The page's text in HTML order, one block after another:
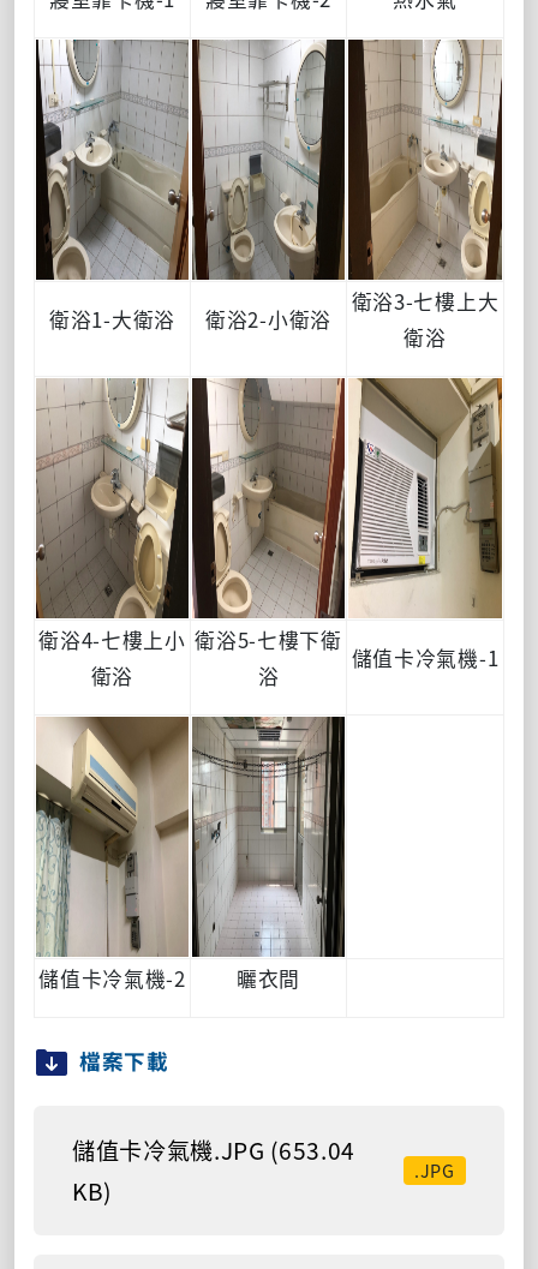
衛浴1-大衛浴 衛浴2-小衛浴
衛浴3-七樓上大
衛浴
衛浴4-七樓上小
衛浴
衛浴5-七樓下衛
浴
儲值卡冷氣機-1
儲值卡冷氣機-2 曬衣間
檔案下載
儲值卡冷氣機.JPG (653.04
KB)
.JPG